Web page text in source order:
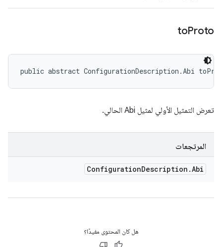
toProto
public abstract ConfigurationDescription.Abi
تعرض التمثيل الأولي لمثيل Abi الحالي.
المرتجعات
ConfigurationDescription .Abi
هل كان المحتوى مفيدًا؟